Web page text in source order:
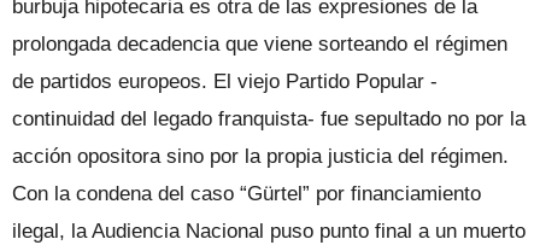
burbuja hipotecaria es otra de las expresiones de la
prolongada decadencia que viene sorteando el régimen
de partidos europeos. El viejo Partido Popular -
continuidad del legado franquista- fue sepultado no por la
acción opositora sino por la propia justicia del régimen.
Con la condena del caso “Gürtel” por financiamiento
ilegal, la Audiencia Nacional puso punto final a un muerto